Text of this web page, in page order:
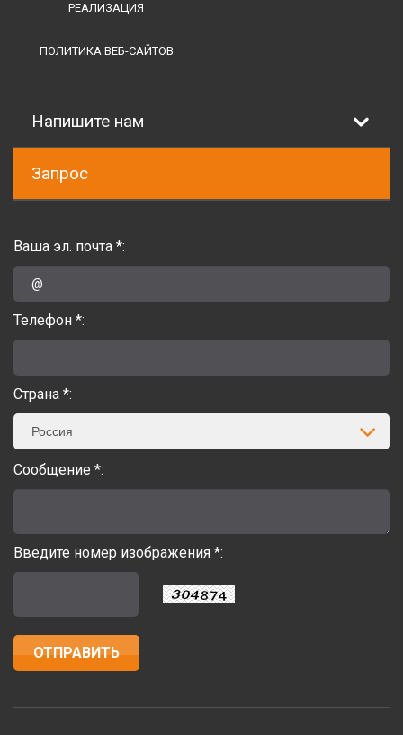
РЕАЛИЗАЦИЯ
ПОЛИТИКА ВЕБ-САЙТОВ
Напишите нам
Запрос
Ваша эл. почта *:
Телефон *:
Страна *:
Россия
Сообщение *:
Введите номер изображения *: